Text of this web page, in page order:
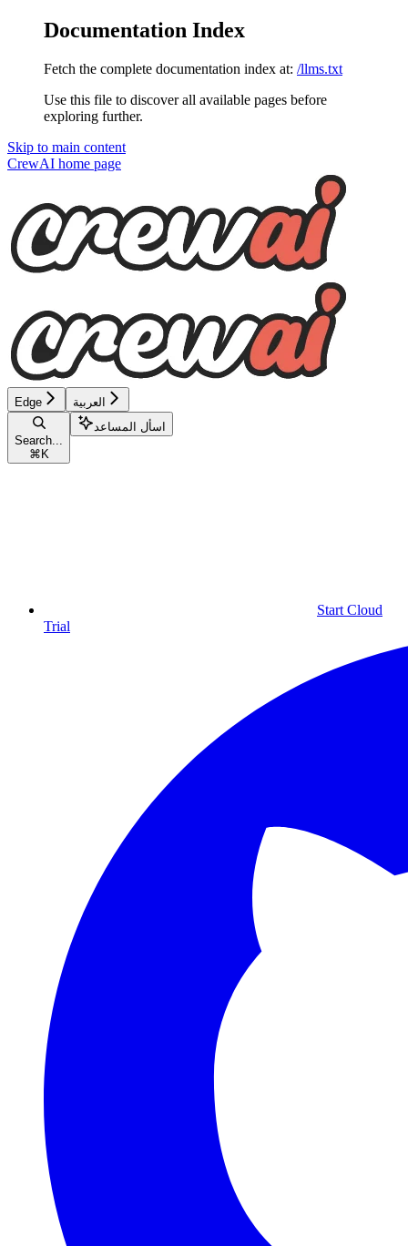
Documentation Index
Fetch the complete documentation index at: /llms.txt
Use this file to discover all available pages before
exploring further.
Skip to main content
CrewAI home page
Edge العربية
Search...
⌘ K
اسأل المساعد
Start Cloud
Trial